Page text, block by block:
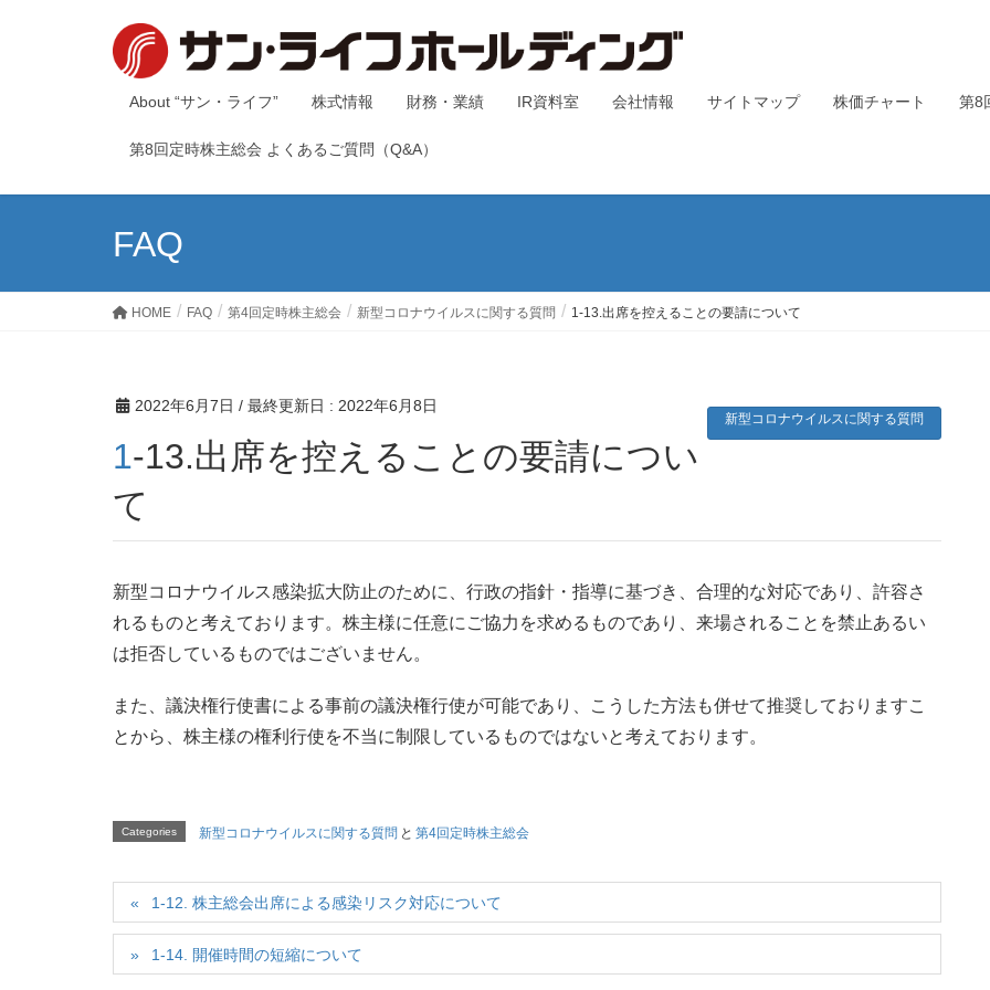
About “サン・ライフ” 株式情報 財務・業績 IR資料室 会社情報 サイトマップ 株価チャート 第8
第8回定時株主総会 よくあるご質問（Q&A）
FAQ
HOME FAQ 第4回定時株主総会 新型コロナウイルスに関する質問 1-13.出席を控えることの要請について
2022年6月7日 / 最終更新日 : 2022年6月8日
新型コロナウイルスに関する質問
1-13.出席を控えることの要請につい
て
新型コロナウイルス感染拡大防止のために、行政の指針・指導に基づき、合理的な対応であり、許容さ
れるものと考えております。株主様に任意にご協力を求めるものであり、来場されることを禁止あるい
は拒否しているものではございません。
また、議決権行使書による事前の議決権行使が可能であり、こうした方法も併せて推奨しておりますこ
とから、株主様の権利行使を不当に制限しているものではないと考えております。
Categories 新型コロナウイルスに関する質問 と 第4回定時株主総会
1-12. 株主総会出席による感染リスク対応について
1-14. 開催時間の短縮について